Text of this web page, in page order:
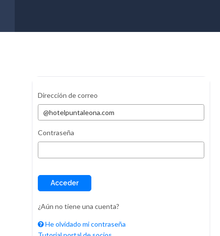
Dirección de correo
Contraseña
Acceder
¿Aún no tiene una cuenta?
He olvidado mi contraseña